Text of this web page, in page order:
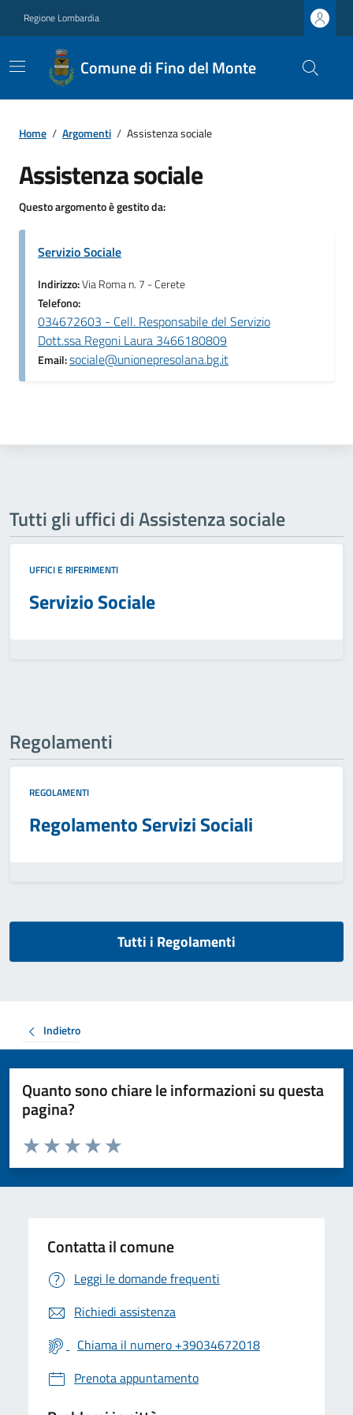
Regione Lombardia
Comune di Fino del Monte
Home / Argomenti / Assistenza sociale
Assistenza sociale
Questo argomento è gestito da:
Servizio Sociale
Indirizzo:Via Roma n. 7 - Cerete
Telefono:
034672603 - Cell. Responsabile del Servizio
Dott.ssa Regoni Laura 3466180809
Email:sociale@unionepresolana.bg.it
Tutti gli uffici di Assistenza sociale
UFFICI E RIFERIMENTI
Servizio Sociale
Regolamenti
REGOLAMENTI
Regolamento Servizi Sociali
Tutti i Regolamenti
Indietro
Quanto sono chiare le informazioni su questa
pagina?
Valuta da 1 a 5 stelle la pagina
Valuta 5 stelle su 5
Valuta 4 stelle su 5
Valuta 3 stelle su 5
Valuta 2 stelle su 5
Valuta 1 stelle su 5
Contatta il comune
Leggi le domande frequenti
Richiedi assistenza
Chiama il numero +39034672018
Prenota appuntamento